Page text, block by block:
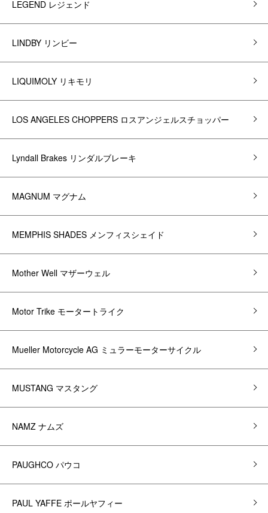
LEGEND レジェンド
LINDBY リンビー
LIQUIMOLY リキモリ
LOS ANGELES CHOPPERS ロスアンジェルスチョッパー
Lyndall Brakes リンダルブレーキ
MAGNUM マグナム
MEMPHIS SHADES メンフィスシェイド
Mother Well マザーウェル
Motor Trike モータートライク
Mueller Motorcycle AG ミュラーモーターサイクル
MUSTANG マスタング
NAMZ ナムズ
PAUGHCO パウコ
PAUL YAFFE ポールヤフィー